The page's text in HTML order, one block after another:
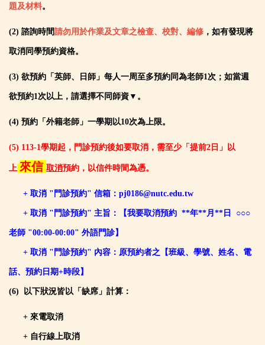
題及材料。
(2) 諮詢時間請勿用於作業及文章之檢查、校對、編修 ，如有發現將
取消同學預約資格。
(3) 欲預約「英師、日師」每人一周至多預約同為老師1次；如當週
欲預約1次以上，請選擇不同師資▼。
(4) 預約「外籍老師」一學期以10次為上限。
(5) 113-1學期起，門診預約後如要取消，需至少「提前2日」以
上 來信 取消預約，以信件時間為憑。
+ 取消 "門診預約" 信箱：pj0186@nutc.edu.tw
+ 取消 "門診預約" 主旨：【我要取消預約 **年**月**日 ○○○
老師 "00:00-00:00" 外語門診】
+ 取消 "門診預約" 內容 ：原預約者之【班級、學號、姓名、電
話、預約日期+時段】
(6) 以下狀況皆以「缺席」計算：
+ 來電取消
+ 自行線上取消